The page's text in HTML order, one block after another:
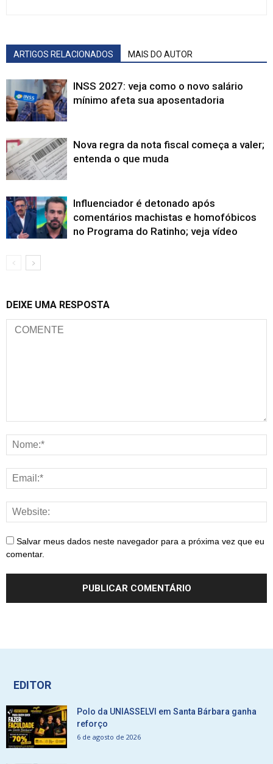
ARTIGOS RELACIONADOS MAIS DO AUTOR
INSS 2027: veja como o novo salário
mínimo afeta sua aposentadoria
Nova regra da nota fiscal começa a valer;
entenda o que muda
Influenciador é detonado após
comentários machistas e homofóbicos
no Programa do Ratinho; veja vídeo
DEIXE UMA RESPOSTA
Salvar meus dados neste navegador para a próxima vez que eu
comentar.
EDITOR
Polo da UNIASSELVI em Santa Bárbara ganha
reforço
6 de agosto de 2026